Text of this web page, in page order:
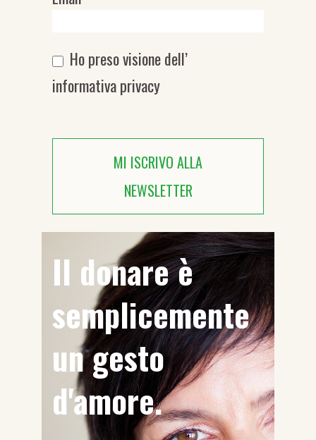
Ho preso visione dell’
informativa privacy
MI ISCRIVO ALLA
NEWSLETTER
Il donare è
semplicemente
un gesto
d'amore.